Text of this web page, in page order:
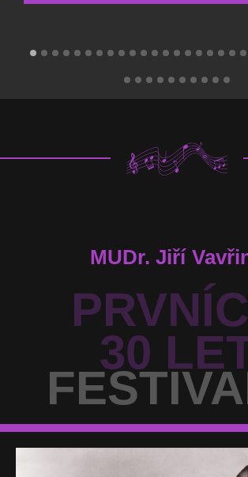
MUDr. Jiří
30